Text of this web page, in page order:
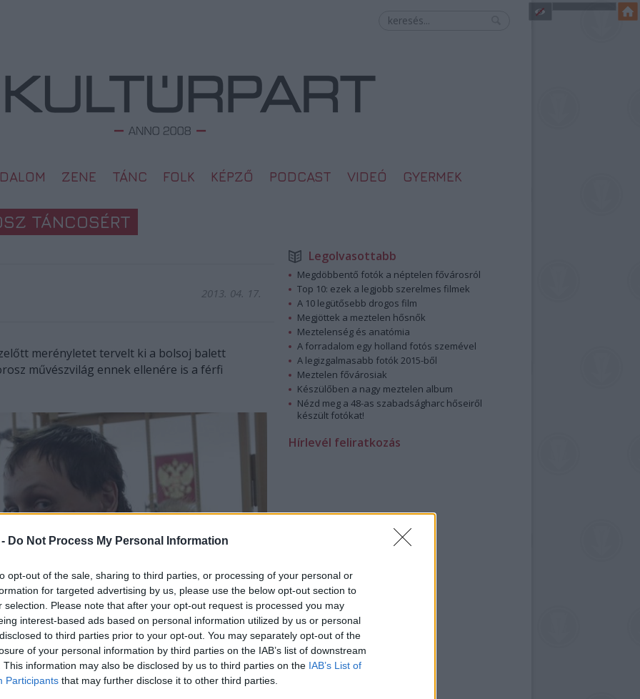
Do Not Process My Personal Information
opt-out of the sale, sharing to third parties, or processing of your personal or
for targeted advertising by us, please use the below opt-out section to
selection. Please note that after your opt-out request is processed you may
interest-based ads based on personal information utilized by us or personal
to third parties prior to your opt-out. You may separately opt-out of the
of your personal information by third parties on the IAB’s list of downstream
This information may also be disclosed by us to third parties on the IAB’s List of
Participants that may further disclose it to other third parties.
ZENE TÁNC FOLK KÉPZŐ PODCAST VIDEÓ GYERMEK
TÁNCOSÉRT
2013. 04. 17.
merényletet tervelt ki a bolsoj balett
művészvilág ennek ellenére is a férfi
Legolvasottabb
Megdöbbentő fotók a néptelen fővárosról
Top 10: ezek a legjobb szerelmes filmek
A 10 legütősebb drogos film
Megjöttek a meztelen hősnők
Meztelenség és anatómia
A forradalom egy holland fotós szemével
A legizgalmasabb fotók 2015-ből
Meztelen fővárosiak
Készülőben a nagy meztelen album
Nézd meg a 48-as szabadságharc hőseiről
készült fotókat!
Hírlevél feliratkozás